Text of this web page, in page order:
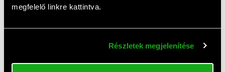
megfelelő linkre kattintva.
Részletek megjelenítése
Hasonló cikkek